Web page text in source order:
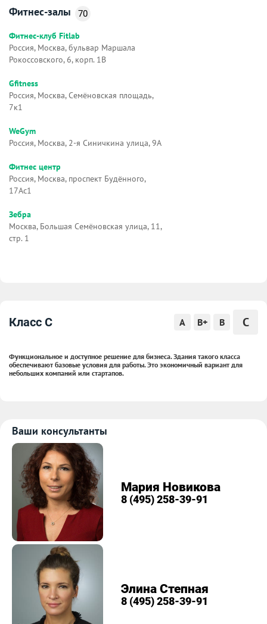
Фитнес-залы 70
Фитнес-клуб Fitlab
Россия, Москва, бульвар Маршала
Рокоссовского, 6, корп. 1В
Gfitness
Россия, Москва, Семёновская площадь,
7к1
WeGym
Россия, Москва, 2-я Синичкина улица, 9А
Фитнес центр
Россия, Москва, проспект Будённого,
17Ас1
Зебра
Москва, Большая Семёновская улица, 11,
стр. 1
Класс C A B+ B C
Функциональное и доступное решение для бизнеса. Здания такого класса
обеспечивают базовые условия для работы. Это экономичный вариант для
небольших компаний или стартапов.
Ваши консультанты
Мария Новикова
8 (495) 258-39-91
Элина Степная
8 (495) 258-39-91